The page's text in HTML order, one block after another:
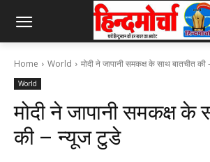
Home World मोदी ने जापानी समकक्ष के साथ बातचीत
World
मोदी ने जापानी समकक्ष के
की – न्यूज टुडे